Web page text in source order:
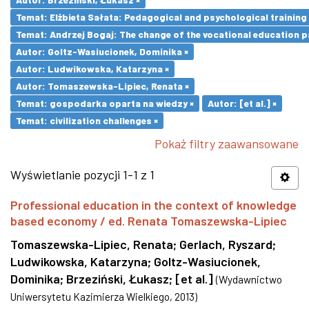
Temat: Elżbieta Sałata: Pedagogical and psychological
Temat: Andrzej Bogaj: The change of the vocational education
Autor: Goltz-Wasiucionek, Dominika ×
Autor: Ludwikowska, Katarzyna ×
Autor: Tomaszewska-Lipiec, Renata ×
Temat: gospodarka oparta na wiedzy ×
Autor: [et al.] ×
Temat: civilization challenges ×
Pokaż filtry zaawansowane
Wyświetlanie pozycji 1-1 z 1
Professional education in the context of knowledge
based economy / ed. Renata Tomaszewska-Lipiec
Tomaszewska-Lipiec, Renata; Gerlach, Ryszard;
Ludwikowska, Katarzyna; Goltz-Wasiucionek,
Dominika; Brzeziński, Łukasz; [et al.] (Wydawnictwo
Uniwersytetu Kazimierza Wielkiego, 2013)